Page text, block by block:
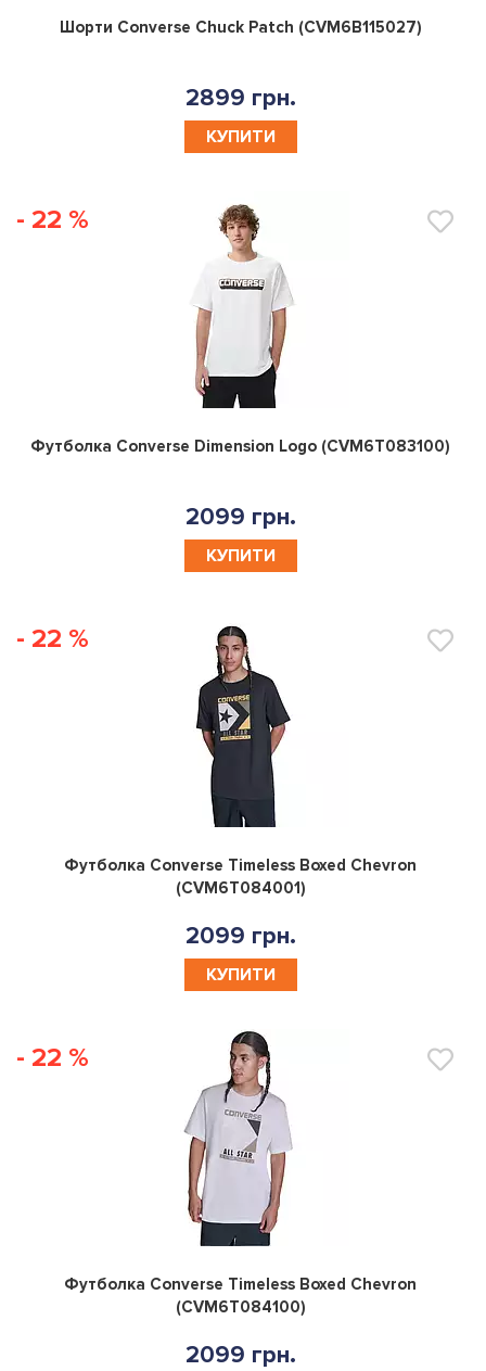
0
Шорти Converse Chuck Patch (CVM6B115027)
2899 грн.
КУПИТИ
- 22 %
0
Футболка Converse Dimension Logo (CVM6T083100)
2099 грн.
КУПИТИ
- 22 %
0
Футболка Converse Timeless Boxed Chevron
(CVM6T084001)
2099 грн.
КУПИТИ
- 22 %
0
Футболка Converse Timeless Boxed Chevron
(CVM6T084100)
2099 грн.